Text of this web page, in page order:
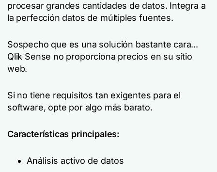
procesar grandes cantidades de datos. Integra a
la perfección datos de múltiples fuentes.
Sospecho que es una solución bastante cara...
Qlik Sense no proporciona precios en su sitio
web.
Si no tiene requisitos tan exigentes para el
software, opte por algo más barato.
Características principales:
Análisis activo de datos